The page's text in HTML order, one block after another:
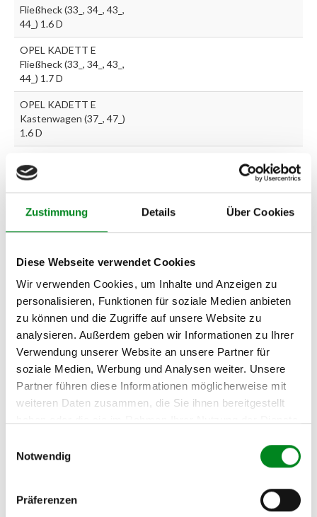
Zustimmung Details Über Cookies
Diese Webseite verwendet Cookies
Wir verwenden Cookies, um Inhalte und Anzeigen zu
personalisieren, Funktionen für soziale Medien anbieten
zu können und die Zugriffe auf unsere Website zu
analysieren. Außerdem geben wir Informationen zu Ihrer
Verwendung unserer Website an unsere Partner für
soziale Medien, Werbung und Analysen weiter. Unsere
Partner führen diese Informationen möglicherweise mit
weiteren Daten zusammen, die Sie ihnen bereitgestellt
Notwendig
Präferenzen
Fließheck (33_, 34_, 43_,
44_) 1.6 D
OPEL KADETT E
Fließheck (33_, 34_, 43_,
44_) 1.7 D
OPEL KADETT E
Kastenwagen (37_, 47_)
1.6 D
Kastenwagen (37_, 47_)
OPEL KADETT E
OPEL KADETT E
Kastenwagen (38_, 48_)
OPEL KADETT E Kombi
(35_, 36_, 45_, 46_) 1.5 TD
OPEL KADETT E Kombi
(35_, 36_, 45_, 46_) 1.6 D
OPEL KADETT E Kombi
1.7 TD
Fließheck (88_, 89_) 1.7 TD